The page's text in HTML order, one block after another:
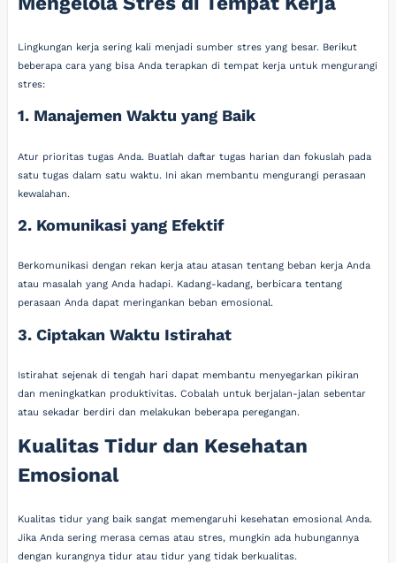
Lingkungan kerja sering kali menjadi sumber stres yang besar. Berikut
beberapa cara yang bisa Anda terapkan di tempat kerja untuk mengurangi
stres:
1. Manajemen Waktu yang Baik
Atur prioritas tugas Anda. Buatlah daftar tugas harian dan fokuslah pada
satu tugas dalam satu waktu. Ini akan membantu mengurangi perasaan
kewalahan.
2. Komunikasi yang Efektif
Berkomunikasi dengan rekan kerja atau atasan tentang beban kerja Anda
atau masalah yang Anda hadapi. Kadang-kadang, berbicara tentang
perasaan Anda dapat meringankan beban emosional.
3. Ciptakan Waktu Istirahat
Istirahat sejenak di tengah hari dapat membantu menyegarkan pikiran
dan meningkatkan produktivitas. Cobalah untuk berjalan-jalan sebentar
atau sekadar berdiri dan melakukan beberapa peregangan.
Kualitas Tidur dan Kesehatan
Emosional
Kualitas tidur yang baik sangat memengaruhi kesehatan emosional Anda.
Jika Anda sering merasa cemas atau stres, mungkin ada hubungannya
dengan kurangnya tidur atau tidur yang tidak berkualitas.